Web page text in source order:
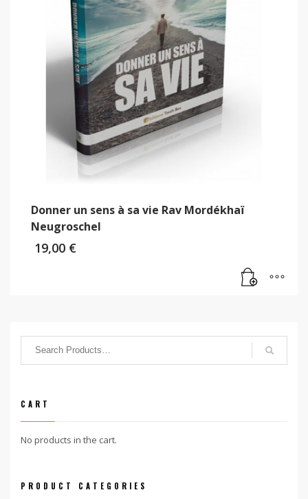
Donner un sens à sa vie Rav Mordékhaï
Neugroschel
19,00 €
CART
No products in the cart.
PRODUCT CATEGORIES